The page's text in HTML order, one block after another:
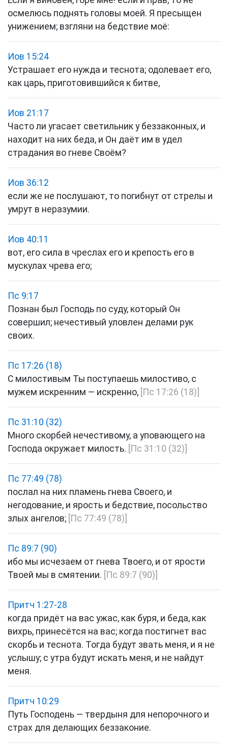
осмелюсь поднять головы моей. Я пресыщен
унижением; взгляни на бедствие моё:
Иов 15:24
Устрашает его нужда и теснота; одолевает его,
как царь, приготовившийся к битве,
Иов 21:17
Часто ли угасает светильник у беззаконных, и
находит на них беда, и Он даёт им в удел
страдания во гневе Своём?
Иов 36:12
если же не послушают, то погибнут от стрелы и
умрут в неразумии.
Иов 40:11
вот, его сила в чреслах его и крепость его в
мускулах чрева его;
Пс 9:17
Познан был Господь по суду, который Он
совершил; нечестивый уловлен делами рук
своих.
Пс 17:26 (18)
С милостивым Ты поступаешь милостиво, с
мужем искренним — искренно, [Пс 17:26 (18)]
Пс 31:10 (32)
Много скорбей нечестивому, а уповающего на
Господа окружает милость. [Пс 31:10 (32)]
Пс 77:49 (78)
послал на них пламень гнева Своего, и
негодование, и ярость и бедствие, посольство
злых ангелов; [Пс 77:49 (78)]
Пс 89:7 (90)
ибо мы исчезаем от гнева Твоего, и от ярости
Твоей мы в смятении. [Пс 89:7 (90)]
Притч 1:27-28
когда придёт на вас ужас, как буря, и беда, как
вихрь, принесётся на вас; когда постигнет вас
скорбь и теснота. Тогда будут звать меня, и я не
услышу; с утра будут искать меня, и не найдут
меня.
Притч 10:29
Путь Господень — твердыня для непорочного и
страх для делающих беззаконие.